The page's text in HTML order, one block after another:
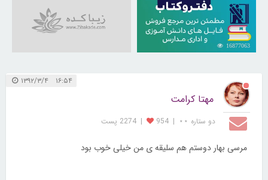
16877063
۱۶:۵۴ ۱۳۹۲/۳/۴
مهتا کرامت
دو ستاره ⋆⋆ |
954
| 2274 پست
مرسی بهار دوستم هم سلیقه ی من خیلی خوب بود